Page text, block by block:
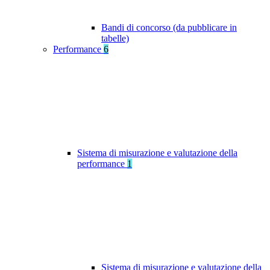
Bandi di concorso (da pubblicare in
tabelle)
Performance 6
Sistema di misurazione e valutazione della
performance 1
Sistema di misurazione e valutazione della